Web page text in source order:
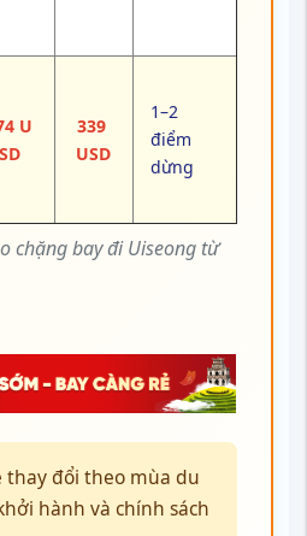
chặng bay đi Uiseong từ
U
SD
339
USD
1–2
điểm
dừng
thay đổi theo mùa du
hành và chính sách